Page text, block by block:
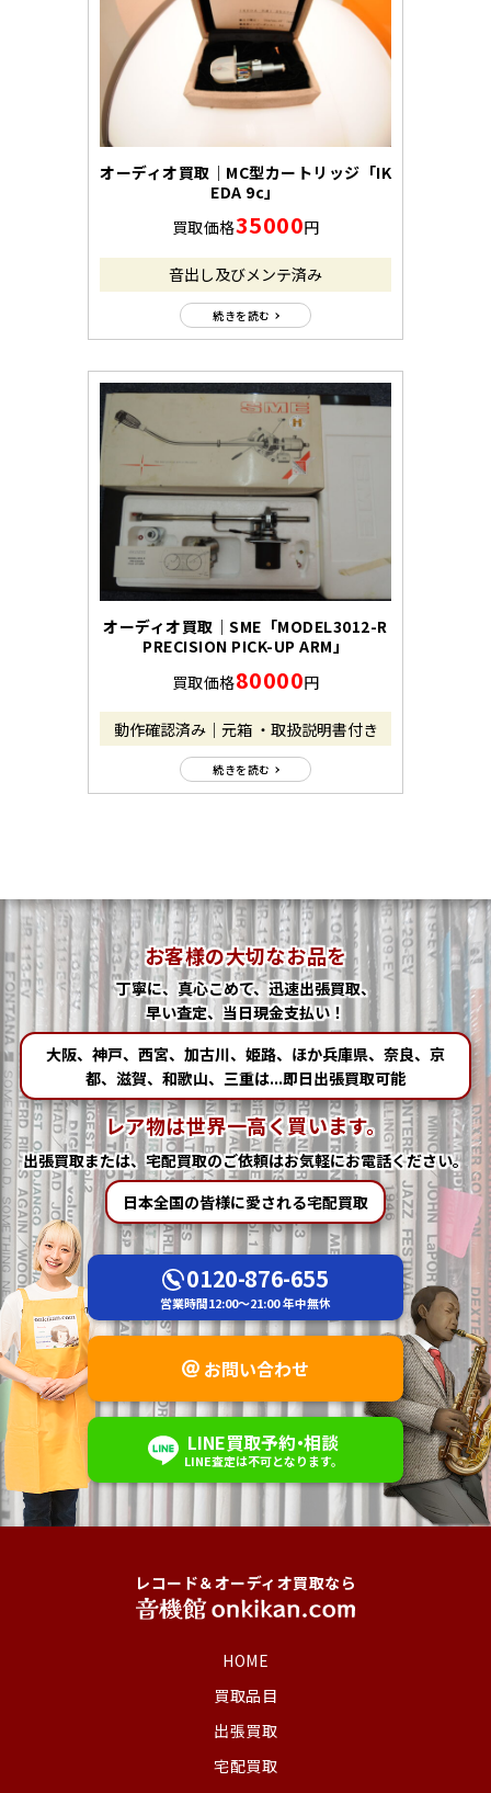
オーディオ買取｜MC型カートリッジ「IK
EDA 9c」
買取価格35000円
音出し及びメンテ済み
続きを読む
オーディオ買取｜SME「MODEL3012-R
PRECISION PICK-UP ARM」
買取価格80000円
動作確認済み｜元箱 ・取扱説明書付き
続きを読む
お客様の大切なお品を
丁寧に、真心こめて、迅速出張買取、
早い査定、当日現金支払い！
大阪、神戸、西宮、加古川、姫路、ほか兵庫県、奈良、京
都、滋賀、和歌山、三重は...即日出張買取可能
レア物は世界一高く買います。
出張買取または、宅配買取のご依頼はお気軽にお電話ください。
日本全国の皆様に愛される宅配買取
0120-876-655
営業時間12:00～21:00年中無休
お問い合わせ
LINE買取予約・相談
LINE査定は不可となります。
レコード＆オーディオ買取なら
HOME
買取品目
出張買取
宅配買取